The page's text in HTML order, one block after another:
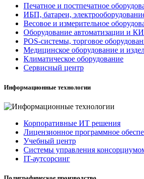
Печатное и постпечатное
ИБП, батареи,
Весовое и измерительное
Оборудование автоматизации и
POS-системы, торговое
Медицинское оборудование и
Климатическое оборудование
Сервисный центр
Информационные технологии
Корпоративные ИТ решения
Лицензионное программное
Учебный центр
Системы управления
IT-аутсорсинг